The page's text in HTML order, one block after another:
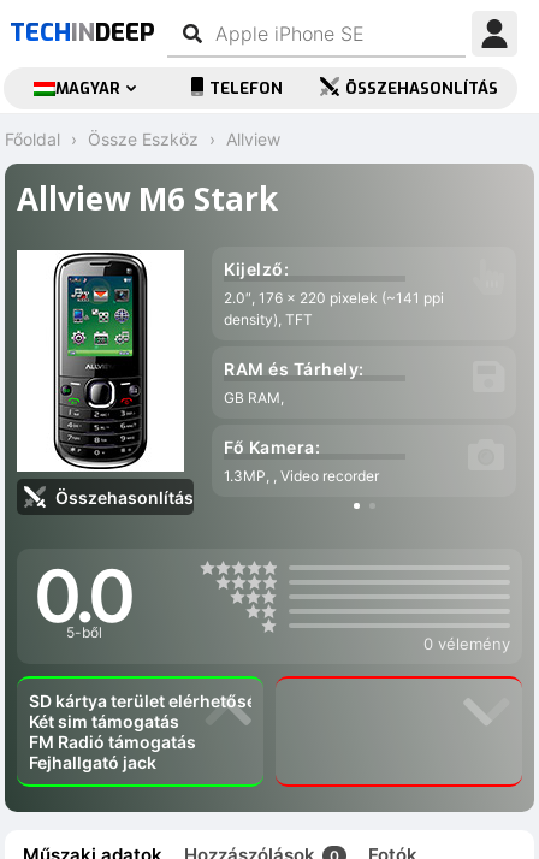
TECHINDEEP
MAGYAR TELEFON ÖSSZEHASONLÍTÁS
Főoldal Össze Eszköz Allview
Allview M6 Stark
Összehasonlítás
Kijelző:
2.0″, 176 x 220 pixelek (~141 ppi
density), TFT
RAM és Tárhely:
GB RAM,
Fő Kamera:
1.3MP, , Video recorder
0.0
5-ből
0 vélemény
SD kártya terület elérhetőség
Két sim támogatás
FM Radió támogatás
Fejhallgató jack